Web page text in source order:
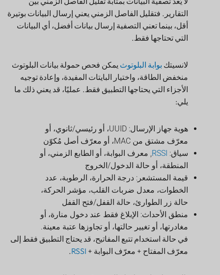
أقل، بينما تعني التصفية إرسال بيانات أفضل، أي البيانات
التي تحتاجها فقط.
منخفض الطاقة، واختيار البايتات المفيدة، وإعادة توجيه
الأجزاء التي يحتاجها التطبيق فقط. عمليًا، قد يعني ذلك ما
يلي:
معرّف مشتق من MAC، أو معرّف أصل مُكوّن
سياق: RSSI, معرف البوابة، أو الطابع الزمني، أو
المنطقة، أو حالة الدخول/الخروج
قيمة المستشعر: درجة الحرارة، الرطوبة، عدد
الخطوات، معدل ضربات القلب، مؤشر الحركة،
حالة زر الطوارئ، حالة القفل/فتح القفل
منطق الأحداث: الإبلاغ فقط عند دخول منارة، أو
مغادرتها، أو تغيير حالتها، أو تجاوزها عتبة معينة.
في حالة استخدام تتبع المفاتيح، قد يحتاج التطبيق فقط إلى
معرّف المفتاح + معرّف البوابة +RSSI
.